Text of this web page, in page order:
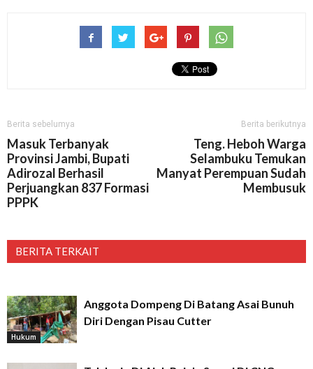
Berita sebelumya
Masuk Terbanyak
Provinsi Jambi, Bupati
Adirozal Berhasil
Perjuangkan 837 Formasi
PPPK
Berita berikutnya
Teng. Heboh Warga
Selambuku Temukan
Manyat Perempuan Sudah
Membusuk
BERITA TERKAIT
Hukum
Anggota Dompeng Di Batang Asai Bunuh
Diri Dengan Pisau Cutter